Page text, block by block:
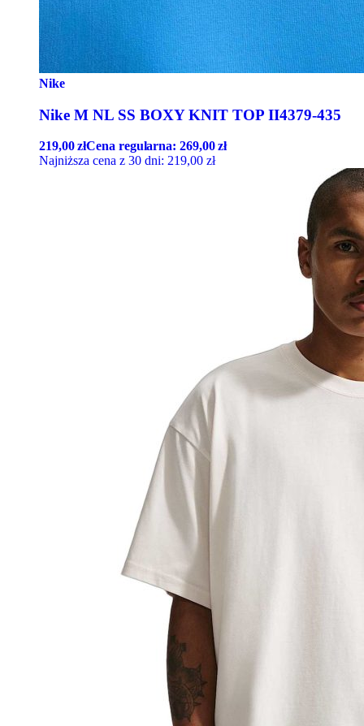
Nike
Nike M NL SS BOXY KNIT TOP II4379-435
219,00złCena regularna:269,00zł
Najniższa cena z 30 dni: 219,00 zł